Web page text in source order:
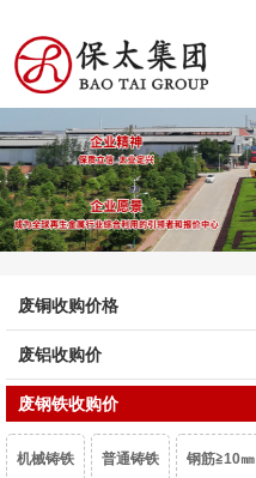
废铜收购价格
废铝收购价
废钢铁收购价
机械铸铁 普通铸铁 钢筋≧10㎜